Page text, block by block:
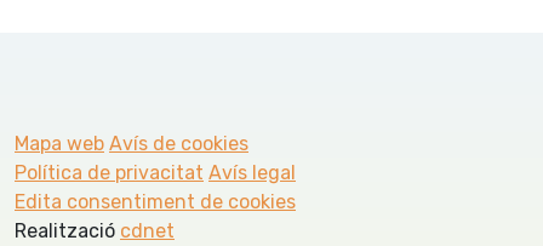
Mapa web Avís de cookies
Política de privacitat Avís legal
Edita consentiment de cookies
Realització cdnet